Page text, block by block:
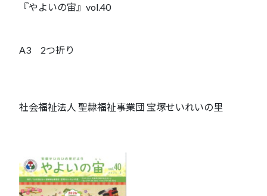
『やよいの宙』vol.40
A3 2つ折り
社会福祉法人 聖隷福祉事業団 宝塚せいれいの里